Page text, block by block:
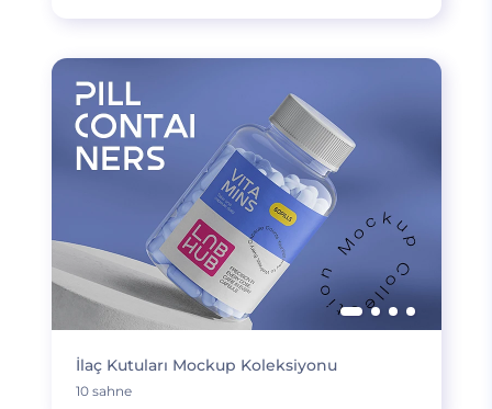
İlaç Kutuları Mockup Koleksiyonu
10 sahne